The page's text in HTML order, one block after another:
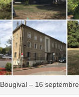
Bougival – 16 septembre